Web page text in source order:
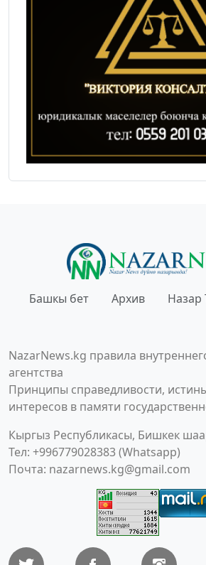
Башкы бет Архив Назар
NazarNews.kg правила
агентства
Принципы справедливости,
интересов в памяти
Кыргыз Республикасы, Бишкек
Тел: +996779028383 (Whatsapp)
Почта: nazarnews.kg@gmail.com